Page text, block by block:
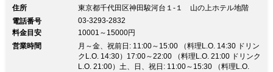
内庭に面した「鉄板焼ガーデン」では、上質の肉と旬の
称される仙台牛（A-5）のステーキ。 上質な霜降り肉
を、熟練の技で焼き上げます。 目の前で仕上げる極上
の技と味を、是非お楽しみくださいませ。
住所
東京都千代田区神田駿河台１‐１ 山の上ホテル地階
電話番号
03-3293-2832
料金目安
10001～15000円
営業時間
月～金、祝前日: 11:00～15:00 （料理L.O. 14:30 ドリン
クL.O. 14:30）17:00～22:00 （料理L.O. 21:00 ドリンク
L.O. 21:00）土、日、祝日: 11:00～15:30 （料理L.O.